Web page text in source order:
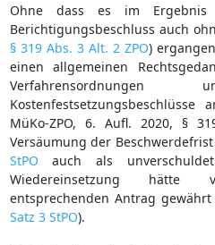
Ohne dass es im
Berichtigungsbeschluss auch
§ 319 Abs. 3 Alt. 2 ZPO)
einen allgemeinen
MüKo-ZPO, 6. Aufl. 2020, §
Versäumung der
StPO auch als
Wiedereinsetzung hätte
entsprechenden Antrag
Satz 3 StPO).